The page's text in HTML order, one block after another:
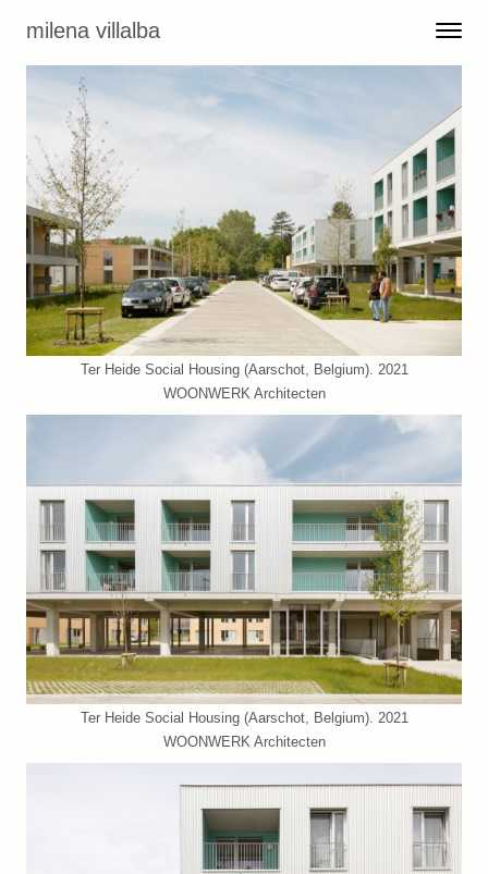
milena villalba Toggle
Menu
Ter Heide Social Housing (Aarschot, Belgium). 2021
WOONWERK Architecten
Ter Heide Social Housing (Aarschot, Belgium). 2021
WOONWERK Architecten